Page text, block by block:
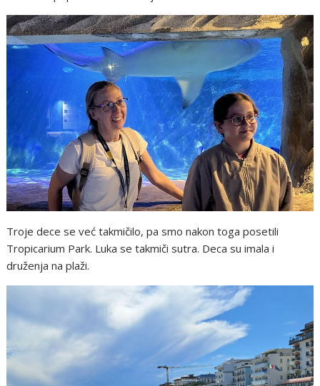
Troje dece se već takmičilo, pa smo nakon toga posetili
Tropicarium Park. Luka se takmiči sutra. Deca su imala i
druženja na plaži.